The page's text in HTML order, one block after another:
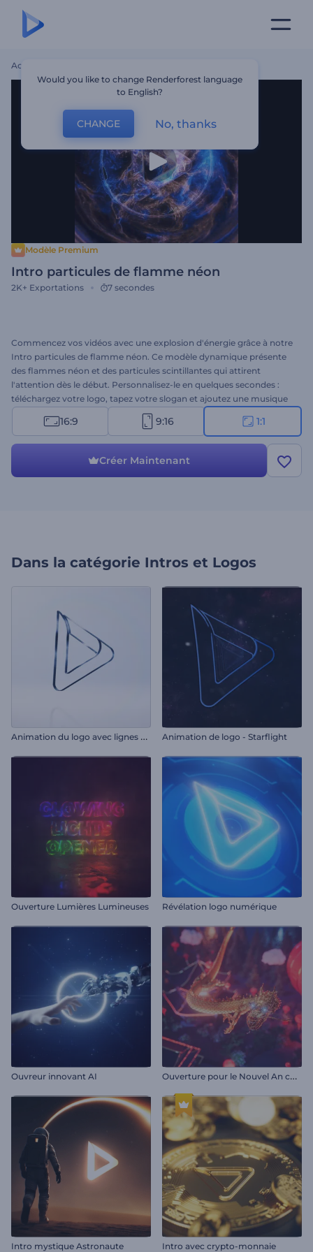
Accueil
Modèle Premium
Intro particules de flamme néon
2K+ Exportations 7 secondes
Commencez vos vidéos avec une explosion d'énergie grâce à notre
Intro particules de flamme néon. Ce modèle dynamique présente
des flammes néon et des particules scintillantes qui attirent
l'attention dès le début. Personnalisez-le en quelques secondes :
téléchargez votre logo, tapez votre slogan et ajoutez une musique
de fond entraînante. Parfait pour les introductions d'entreprises
technologiques, les promotions de produits ou de services, les
publicités, et bien d'autres choses encore. Créez dès maintenant !
16:9 9:16 1:1
Créer Maintenant
Dans la catégorie Intros et Logos
A
nimation du logo avec lignes claires Animation de logo - Starflight
Ouverture Lumières Lumineuses Révélation logo numérique
Ouvreur innovant AI O
uverture pour le Nouvel An chinois
Intro mystique Astronaute Intro avec crypto-monnaie
Would you like to change Renderforest language
to English?
CHANGE No, thanks